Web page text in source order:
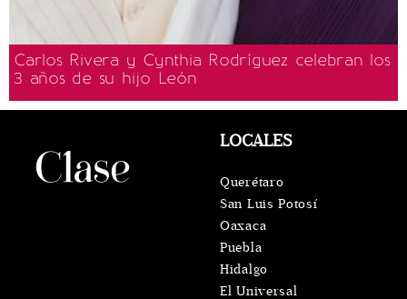
Carlos Rivera y Cynthia Rodríguez celebran los
3 años de su hijo León
LOCALES
Querétaro
San Luis Potosí
Oaxaca
Puebla
Hidalgo
El Universal